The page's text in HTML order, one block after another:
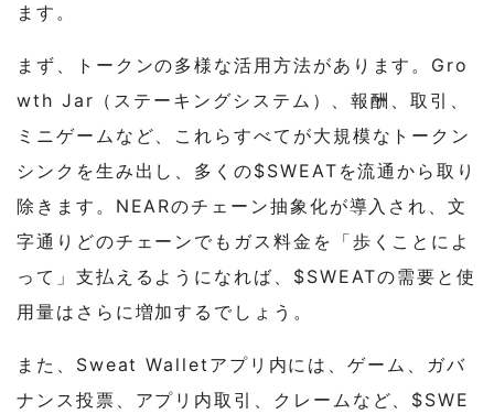
ます。
まず、トークンの多様な活用方法があります。Gro
wth Jar（ステーキングシステム）、報酬、取引、
ミニゲームなど、これらすべてが大規模なトークン
シンクを生み出し、多くの$SWEATを流通から取り
除きます。NEARのチェーン抽象化が導入され、文
字通りどのチェーンでもガス料金を「歩くことによ
って」支払えるようになれば、$SWEATの需要と使
用量はさらに増加するでしょう。
また、Sweat Walletアプリ内には、ゲーム、ガバ
ナンス投票、アプリ内取引、クレームなど、$SWE